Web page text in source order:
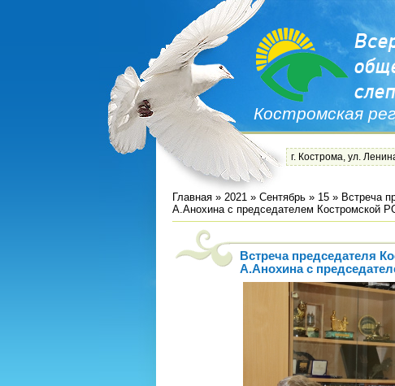
Костромская
г. Кострома, ул.
Главная » 2021 » Сентябрь » 15 » Встреча
А.Анохина с председателем Костромской
Встреча председателя
А.Анохина с